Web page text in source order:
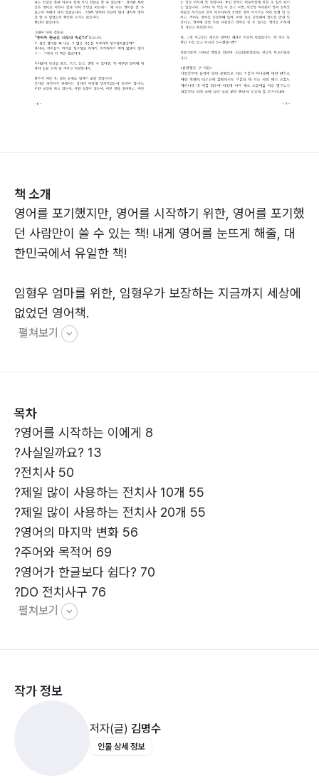
책 소개
영어를 포기했지만, 영어를 시작하기 위한, 영어를 포기했
던 사람만이 쓸 수 있는 책! 내게 영어를 눈뜨게 해줄, 대
한민국에서 유일한 책!
임형우 엄마를 위한, 임형우가 보장하는 지금까지 세상에
없었던 영어책.
펼쳐보기
목차
?영어를 시작하는 이에게 8
?사실일까요? 13
?전치사 50
?제일 많이 사용하는 전치사 10개 55
?제일 많이 사용하는 전치사 20개 55
?영어의 마지막 변화 56
?주어와 목적어 69
?영어가 한글보다 쉽다? 70
?DO 전치사구 76
?동사 만드는 방법 77
3. 의문문(문장)
5. 부정의문문(문장)
?DO에 대한 이해 89
펼쳐보기
작가 정보
저자(글) 김명수
인물 상세 정보